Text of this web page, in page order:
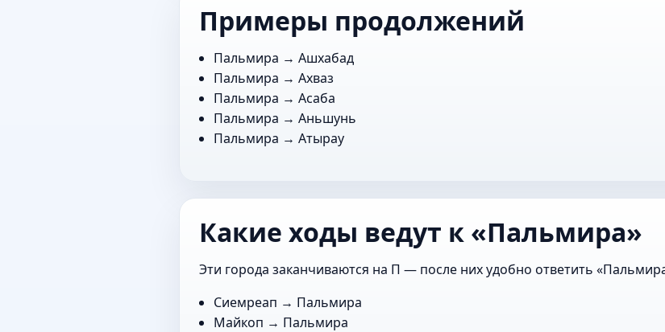
Примеры продолжений
Пальмира →Ашхабад
Пальмира →Ахваз
Пальмира →Асаба
Пальмира →Аньшунь
Пальмира →Атырау
Какие ходы ведут к «Пальмира»
Эти города заканчиваются на П — после них удобно ответить
Сиемреап → Пальмира
Майкоп → Пальмира